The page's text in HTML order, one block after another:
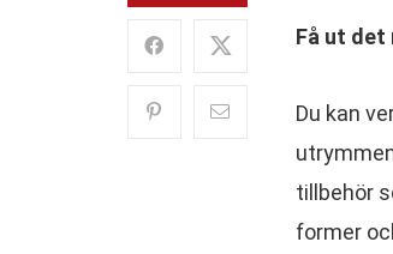
Få ut det
Du kan
tillbehör
former